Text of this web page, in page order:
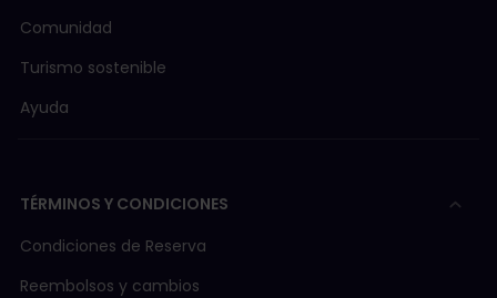
Comunidad
Turismo sostenible
Ayuda
TÉRMINOS Y CONDICIONES
Condiciones de Reserva
Reembolsos y cambios